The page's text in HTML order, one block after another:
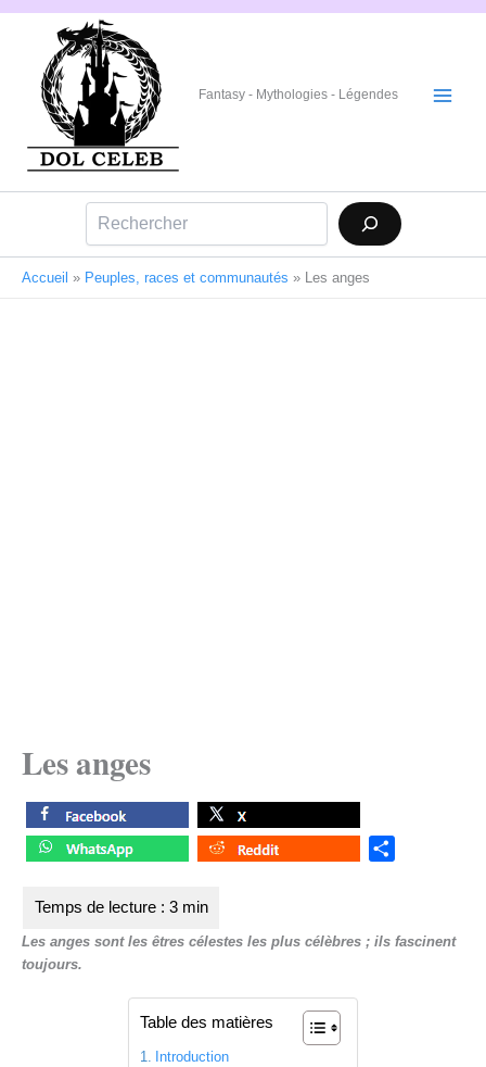
Aller
Fantasy - Mythologies - Légendes
Accueil » Peuples, races et communautés » Les anges
Les anges
e
Les anges sont les êtres célestes les plus célèbres ; ils fascinent
toujours.
Table des matières
Introduction